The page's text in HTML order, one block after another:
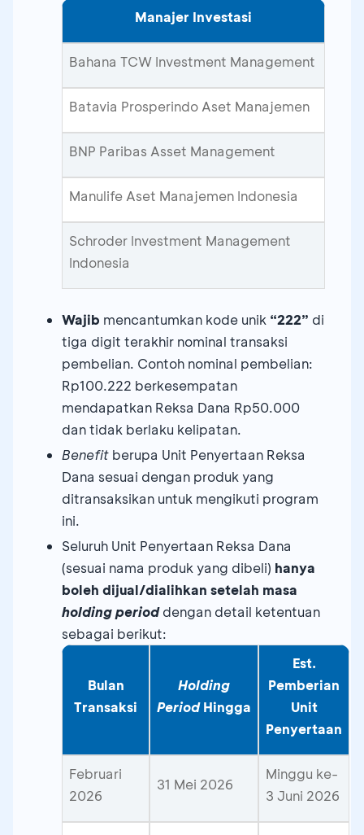
Manajer Investasi
Bahana TCW Investment Management
Batavia Prosperindo Aset Manajemen
BNP Paribas Asset Management
Manulife Aset Manajemen Indonesia
Schroder Investment Management
Indonesia
Wajib mencantumkan kode unik “222” di
tiga digit terakhir nominal transaksi
pembelian. Contoh nominal pembelian:
Rp100.222 berkesempatan
mendapatkan Reksa Dana Rp50.000
dan tidak berlaku kelipatan.
Benefit berupa Unit Penyertaan Reksa
Dana sesuai dengan produk yang
ditransaksikan untuk mengikuti program
ini.
Seluruh Unit Penyertaan Reksa Dana
(sesuai nama produk yang dibeli) hanya
boleh dijual/dialihkan setelah masa
holding perioddengan detail ketentuan
sebagai berikut:
Bulan
Transaksi
Holding
PeriodHingga
Est.
Pemberian
Unit
Penyertaan
Februari
2026
31 Mei 2026
Minggu ke-
3 Juni 2026